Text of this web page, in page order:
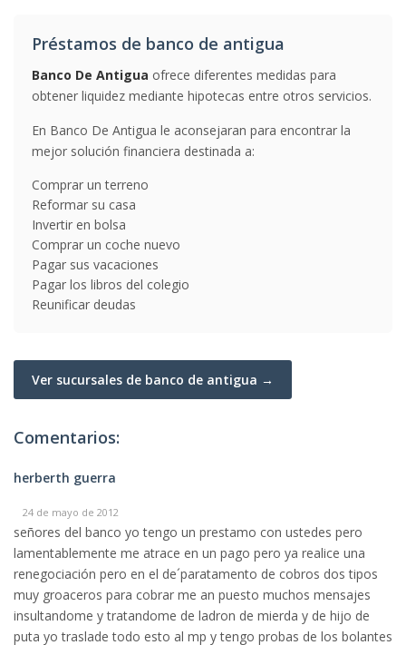
Préstamos de banco de antigua
Banco De Antigua ofrece diferentes medidas para
obtener liquidez mediante hipotecas entre otros servicios.
En Banco De Antigua le aconsejaran para encontrar la
mejor solución financiera destinada a:
Comprar un terreno
Reformar su casa
Invertir en bolsa
Comprar un coche nuevo
Pagar sus vacaciones
Pagar los libros del colegio
Reunificar deudas
Ver sucursales de banco de antigua →
Comentarios:
herberth guerra
24 de mayo de 2012
señores del banco yo tengo un prestamo con ustedes pero
lamentablemente me atrace en un pago pero ya realice una
renegociación pero en el de´paratamento de cobros dos tipos
muy groaceros para cobrar me an puesto muchos mensajes
insultandome y tratandome de ladron de mierda y de hijo de
puta yo traslade todo esto al mp y tengo probas de los bolantes